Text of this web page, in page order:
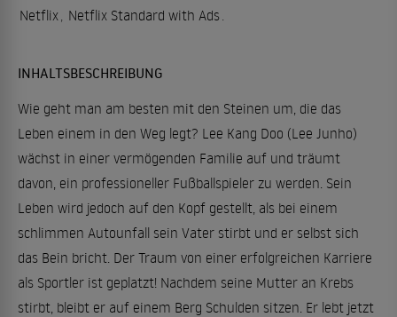
Netflix Netflix Standard with Ads
INHALTSBESCHREIBUNG
Wie geht man am besten mit den Steinen um, die das
Leben einem in den Weg legt? Lee Kang Doo (Lee Junho)
wächst in einer vermögenden Familie auf und träumt
davon, ein professioneller Fußballspieler zu werden. Sein
Leben wird jedoch auf den Kopf gestellt, als bei einem
schlimmen Autounfall sein Vater stirbt und er selbst sich
das Bein bricht. Der Traum von einer erfolgreichen Karriere
als Sportler ist geplatzt! Nachdem seine Mutter an Krebs
stirbt, bleibt er auf einem Berg Schulden sitzen. Er lebt jetzt